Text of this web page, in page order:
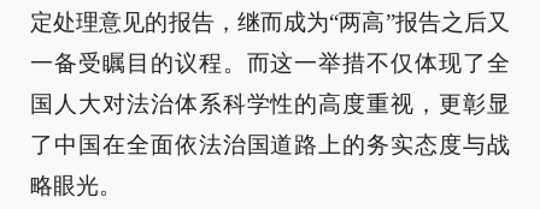
定处理意见的报告，继而成为“两高”报告之后又
一备受瞩目的议程。而这一举措不仅体现了全
国人大对法治体系科学性的高度重视，更彰显
了中国在全面依法治国道路上的务实态度与战
略眼光。